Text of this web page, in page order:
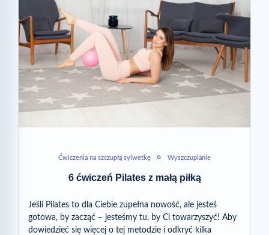
Ćwiczenia na szczupłą sylwetkę Wyszczuplanie
6 ćwiczeń Pilates z małą piłką
Jeśli Pilates to dla Ciebie zupełna nowość, ale jesteś
gotowa, by zacząć – jesteśmy tu, by Ci towarzyszyć! Aby
dowiedzieć się więcej o tej metodzie i odkryć kilka